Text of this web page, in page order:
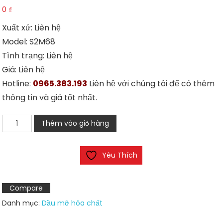
0 ₫
Xuất xứ: Liên hệ
Model: S2M68
Tình trạng: Liên hệ
Giá: Liên hệ
Hotline: 0965.383.193 Liên hệ với chúng tôi để có thêm
thông tin và giá tốt nhất.
rãnh
S2M68
số
lượng
Thêm vào giỏ hàng
Yêu Thích
Compare
Danh mục:Dầu mỡ hóa chất